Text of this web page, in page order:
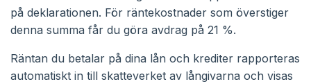
på deklarationen. För räntekostnader som överstiger
denna summa får du göra avdrag på 21 %.
Räntan du betalar på dina lån och krediter rapporteras
automatiskt in till skatteverket av långivarna och visas